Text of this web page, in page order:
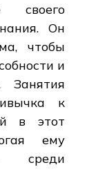
своего
Он
чтобы
и
Занятия
к
в этот
ему
среди